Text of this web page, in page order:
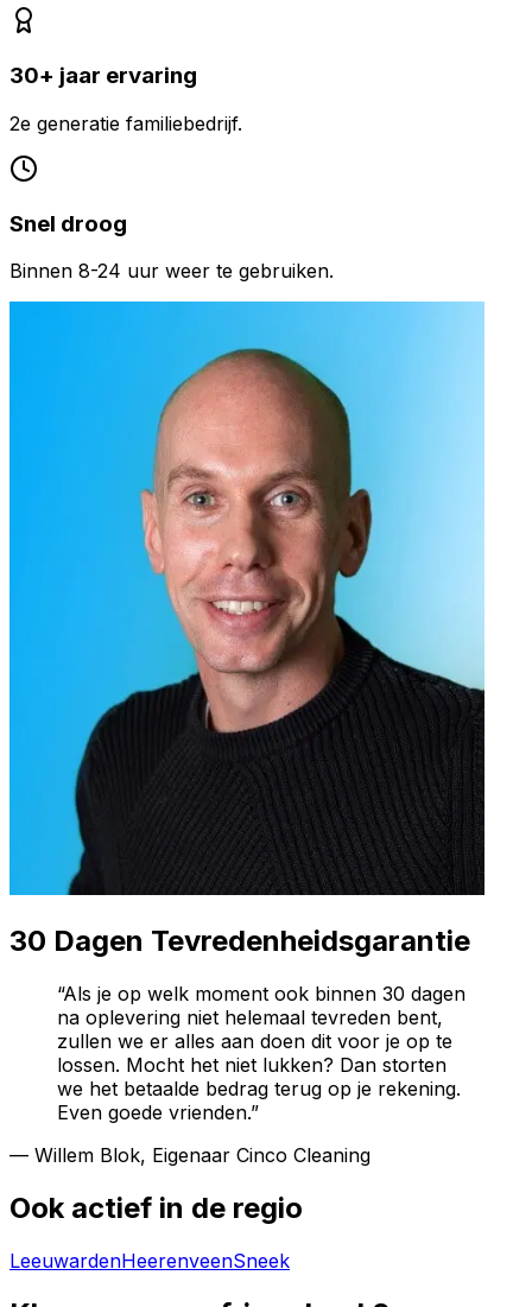
30+ jaar ervaring
2e generatie familiebedrijf.
Snel droog
Binnen 8-24 uur weer te gebruiken.
30 Dagen Tevredenheidsgarantie
“Als je op welk moment ook binnen 30 dagen
na oplevering niet helemaal tevreden bent,
zullen we er alles aan doen dit voor je op te
lossen. Mocht het niet lukken? Dan storten
we het betaalde bedrag terug op je rekening.
Even goede vrienden.”
— Willem Blok, Eigenaar Cinco Cleaning
Ook actief in de regio
LeeuwardenHeerenveenSneek